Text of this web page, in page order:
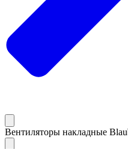
Вентиляторы накладные